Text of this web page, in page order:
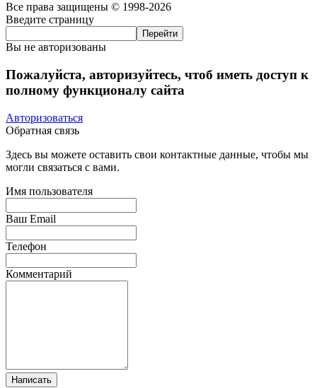
Все права защищены © 1998-2026
Введите страницу
Вы не авторизованы
Пожалуйста, авторизуйтесь, чтоб иметь доступ к
полному функционалу сайта
Авторизоваться
Обратная связь
Здесь вы можете оставить свои контактные данные, чтобы мы
могли связаться с вами.
Имя пользователя
Ваш Email
Телефон
Комментарий
Написать